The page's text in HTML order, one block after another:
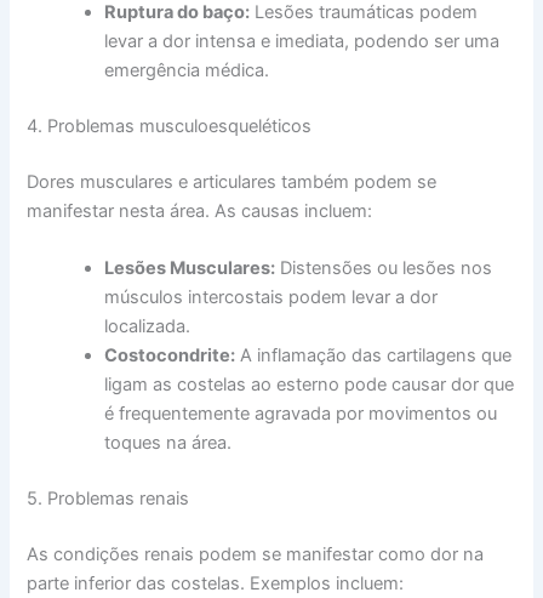
Ruptura do baço: Lesões traumáticas podem
levar a dor intensa e imediata, podendo ser uma
emergência médica.
4. Problemas musculoesqueléticos
Dores musculares e articulares também podem se
manifestar nesta área. As causas incluem:
Lesões Musculares: Distensões ou lesões nos
músculos intercostais podem levar a dor
localizada.
Costocondrite: A inflamação das cartilagens que
ligam as costelas ao esterno pode causar dor que
é frequentemente agravada por movimentos ou
toques na área.
5. Problemas renais
As condições renais podem se manifestar como dor na
parte inferior das costelas. Exemplos incluem: